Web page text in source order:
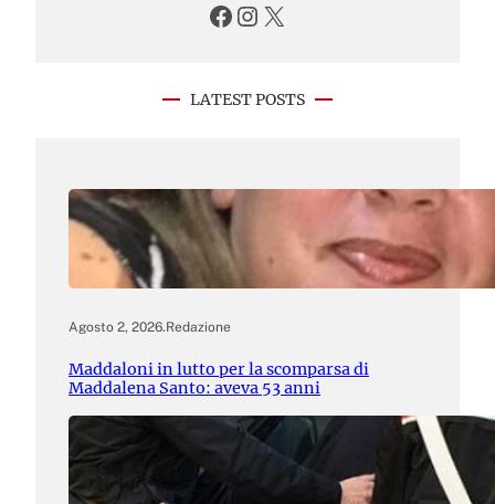
Facebook Instagram X
LATEST POSTS
Agosto 2, 2026.Redazione
Maddaloni in lutto per la scomparsa di
Maddalena Santo: aveva 53 anni